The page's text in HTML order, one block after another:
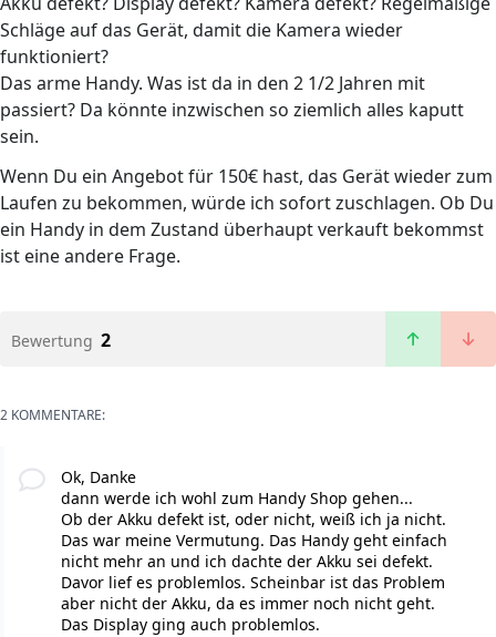
Schläge auf das Gerät, damit die Kamera wieder
funktioniert?
Das arme Handy. Was ist da in den 2 1/2 Jahren mit
passiert? Da könnte inzwischen so ziemlich alles kaputt
sein.
Wenn Du ein Angebot für 150€ hast, das Gerät wieder zum
Laufen zu bekommen, würde ich sofort zuschlagen. Ob Du
ein Handy in dem Zustand überhaupt verkauft bekommst
ist eine andere Frage.
Bewertung 2
2 KOMMENTARE:
Ok, Danke
dann werde ich wohl zum Handy Shop gehen...
Ob der Akku defekt ist, oder nicht, weiß ich ja nicht.
Das war meine Vermutung. Das Handy geht einfach
nicht mehr an und ich dachte der Akku sei defekt.
Davor lief es problemlos. Scheinbar ist das Problem
aber nicht der Akku, da es immer noch nicht geht.
Das Display ging auch problemlos.